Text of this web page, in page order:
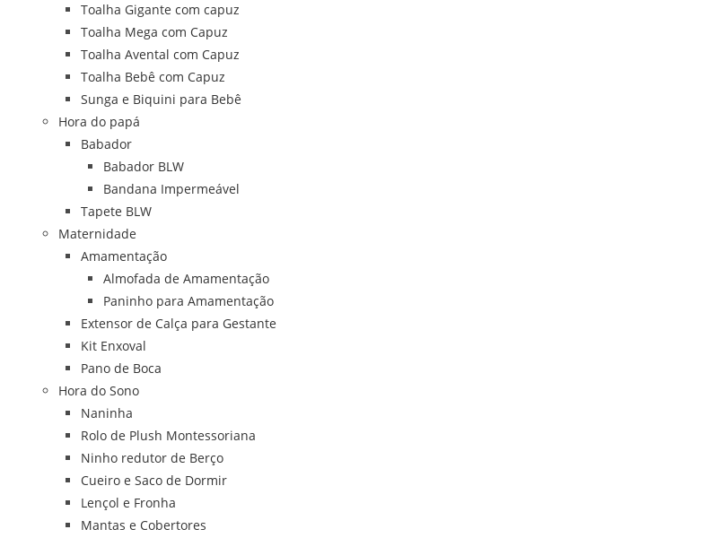
Toalha Gigante com capuz
Toalha Mega com Capuz
Toalha Avental com Capuz
Toalha Bebê com Capuz
Sunga e Biquini para Bebê
Hora do papá
Babador
Babador BLW
Bandana Impermeável
Tapete BLW
Maternidade
Amamentação
Almofada de Amamentação
Paninho para Amamentação
Extensor de Calça para Gestante
Kit Enxoval
Pano de Boca
Hora do Sono
Naninha
Rolo de Plush Montessoriana
Ninho redutor de Berço
Cueiro e Saco de Dormir
Lençol e Fronha
Mantas e Cobertores